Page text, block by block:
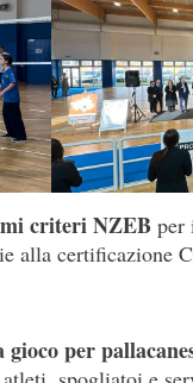
criteri NZEB per
alla certificazione
gioco per